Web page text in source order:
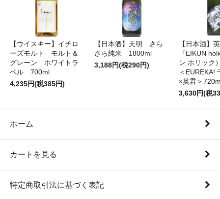
【ウイスキー】イチロ
ーズモルト モルト＆
グレーン ホワイトラ
ベル 700ml
4,235円(税385円)
【日本酒】天明 さら
さら純米 1800ml
3,188円(税290円)
【日本酒】
『EIKUN
ン ホリッ
＜EUREKA!
×英君＞
3,630円(税
ホーム
カートを見る
特定商取引法に基づく表記